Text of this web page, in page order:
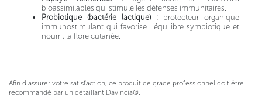
bioassimilables qui stimule les défenses immunitaires.
Probiotique (bactérie lactique) : protecteur organique
immunostimulant qui favorise l’équilibre symbiotique et
nourrit la flore cutanée.
Afin d’assurer votre satisfaction, ce produit de grade professionnel doit être
recommandé par un détaillant Davincia®.